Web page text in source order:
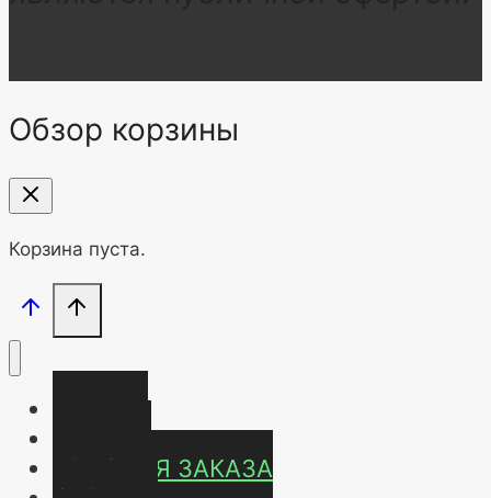
Обзор корзины
Корзина пуста.
УСЛОВИЯ ЗАКАЗА